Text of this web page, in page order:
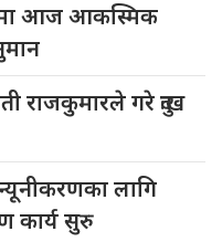
आज आकस्मिक
राजकुमारले गरे दुःख
न्यूनीकरणका लागि
कार्य सुरु